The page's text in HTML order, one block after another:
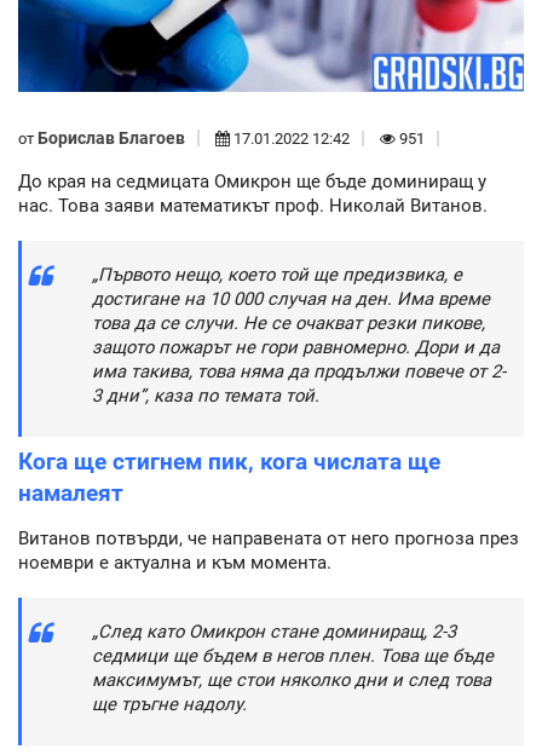
от Борислав Благоев 17.01.2022 12:42 951
До края на седмицата Омикрон ще бъде доминиращ у
нас. Това заяви математикът проф. Николай Витанов.
„Първото нещо, което той ще предизвика, е
достигане на 10 000 случая на ден. Има време
това да се случи. Не се очакват резки пикове,
защото пожарът не гори равномерно. Дори и да
има такива, това няма да продължи повече от 2-
3 дни”, каза по темата той.
Кога ще стигнем пик, кога числата ще
намалеят
Витанов потвърди, че направената от него прогноза през
ноември е актуална и към момента.
„След като Омикрон стане доминиращ, 2-3
седмици ще бъдем в негов плен. Това ще бъде
максимумът, ще стои няколко дни и след това
ще тръгне надолу.